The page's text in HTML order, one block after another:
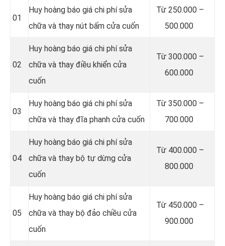
01
Huy hoàng báo giá chi phí sửa
chữa và thay nút bấm cửa cuốn
Từ 250.000 –
500.000
02
Huy hoàng báo giá chi phí sửa
chữa và thay điều khiển cửa
cuốn
Từ 300.000 –
600.000
03
Huy hoàng báo giá chi phí sửa
chữa và thay đĩa phanh cửa cuốn
Từ 350.000 –
700.000
04
Huy hoàng báo giá chi phí sửa
chữa và thay bộ tự dừng cửa
cuốn
Từ 400.000 –
800.000
05
Huy hoàng báo giá chi phí sửa
chữa và thay bộ đảo chiều cửa
cuốn
Từ 450.000 –
900.000